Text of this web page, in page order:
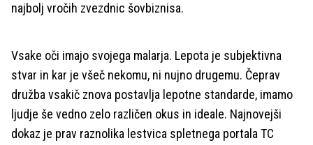
najbolj vročih zvezdnic šovbiznisa.
Vsake oči imajo svojega malarja. Lepota je subjektivna
stvar in kar je všeč nekomu, ni nujno drugemu. Čeprav
družba vsakič znova postavlja lepotne standarde, imamo
ljudje še vedno zelo različen okus in ideale. Najnovejši
dokaz je prav raznolika lestvica spletnega portala TC